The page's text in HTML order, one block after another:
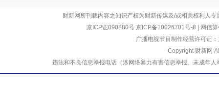
财新网所刊载内容之知识产权为财新传媒及/或相关权利人
京ICP证090880号 京ICP备10026701号-8
网信
广播电视节目制作经营许可证
Copyright 财新网
违法和不良信息举报电话（涉网络暴力有害信息举报、未成